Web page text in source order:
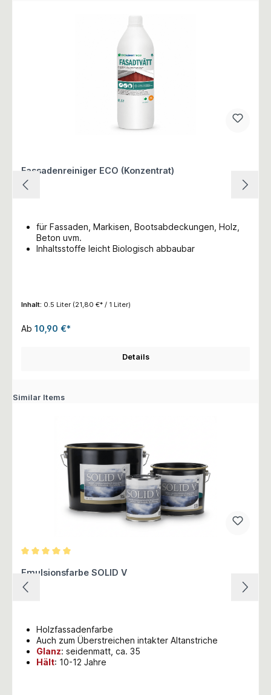
Fassadenreiniger ECO (Konzentrat)
für Fassaden, Markisen, Bootsabdeckungen, Holz,
Beton uvm.
Inhaltsstoffe leicht Biologisch abbaubar
Inhalt: 0.5 Liter (21,80 €* / 1 Liter)
Ab 10,90 €*
Details
Similar Items
Emulsionsfarbe SOLID V
Holzfassadenfarbe
Auch zum Überstreichen intakter Altanstriche
Glanz: seidenmatt, ca. 35
Hält: 10-12 Jahre